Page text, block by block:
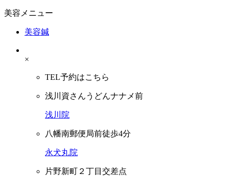
美容メニュー
美容鍼
×
TEL予約はこちら
浅川資さんうどんナナメ前
浅川院
八幡南郵便局前徒歩4分
永犬丸院
片野新町２丁目交差点